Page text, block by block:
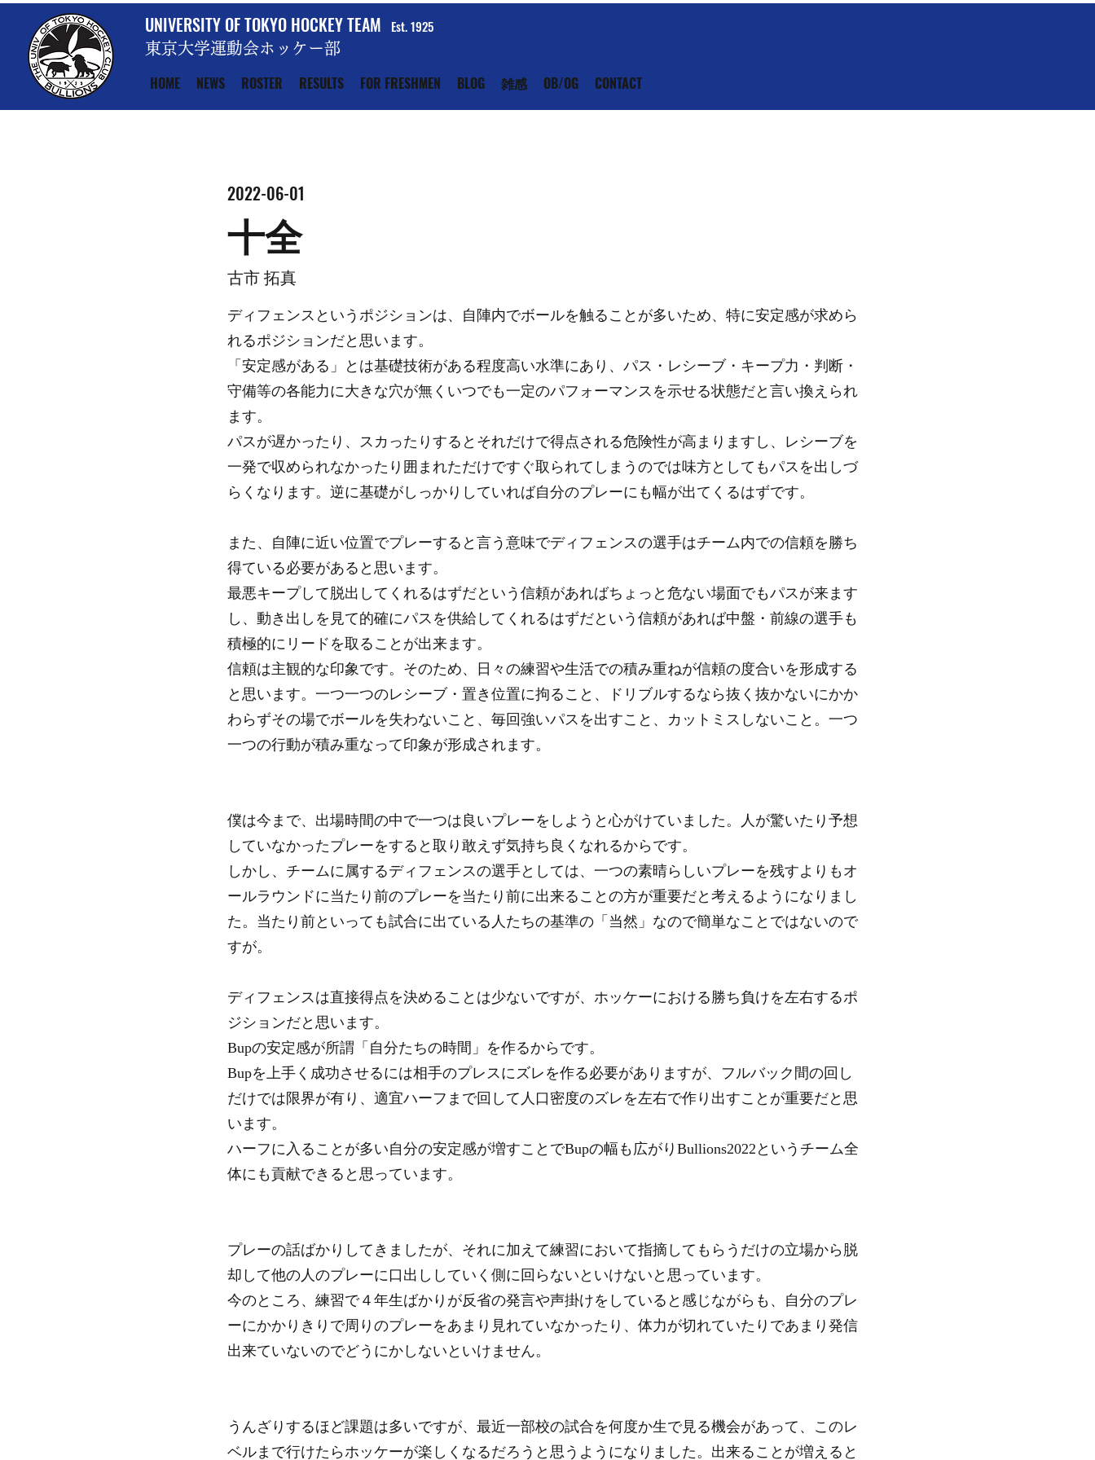
UNIVERSITY OF TOKYO HOCKEY TEAM
東京大学運動会ホッケー部
Est. 1925
HOME NEWS ROSTER RESULTS FOR FRESHMEN BLOG 雑感 OB/OG CONTACT
2022-06-01
十全
古市 拓真
ディフェンスというポジションは、自陣内でボールを触ることが多いため、特に安定感が求めら
れるポジションだと思います。
「安定感がある」とは基礎技術がある程度高い水準にあり、パス・レシーブ・キープ力・判断・
守備等の各能力に大きな穴が無くいつでも一定のパフォーマンスを示せる状態だと言い換えられ
ます。
パスが遅かったり、スカったりするとそれだけで得点される危険性が高まりますし、レシーブを
一発で収められなかったり囲まれただけですぐ取られてしまうのでは味方としてもパスを出しづ
らくなります。逆に基礎がしっかりしていれば自分のプレーにも幅が出てくるはずです。
また、自陣に近い位置でプレーすると言う意味でディフェンスの選手はチーム内での信頼を勝ち
得ている必要があると思います。
最悪キープして脱出してくれるはずだという信頼があればちょっと危ない場面でもパスが来ます
し、動き出しを見て的確にパスを供給してくれるはずだという信頼があれば中盤・前線の選手も
積極的にリードを取ることが出来ます。
信頼は主観的な印象です。そのため、日々の練習や生活での積み重ねが信頼の度合いを形成する
と思います。一つ一つのレシーブ・置き位置に拘ること、ドリブルするなら抜く抜かないにかか
わらずその場でボールを失わないこと、毎回強いパスを出すこと、カットミスしないこと。一つ
一つの行動が積み重なって印象が形成されます。
僕は今まで、出場時間の中で一つは良いプレーをしようと心がけていました。人が驚いたり予想
していなかったプレーをすると取り敢えず気持ち良くなれるからです。
しかし、チームに属するディフェンスの選手としては、一つの素晴らしいプレーを残すよりもオ
ールラウンドに当たり前のプレーを当たり前に出来ることの方が重要だと考えるようになりまし
た。当たり前といっても試合に出ている人たちの基準の「当然」なので簡単なことではないので
すが。
ディフェンスは直接得点を決めることは少ないですが、ホッケーにおける勝ち負けを左右するポ
ジションだと思います。
Bupの安定感が所謂「自分たちの時間」を作るからです。
Bupを上手く成功させるには相手のプレスにズレを作る必要がありますが、フルバック間の回し
だけでは限界が有り、適宜ハーフまで回して人口密度のズレを左右で作り出すことが重要だと思
います。
ハーフに入ることが多い自分の安定感が増すことでBupの幅も広がりBullions2022というチーム全
体にも貢献できると思っています。
プレーの話ばかりしてきましたが、それに加えて練習において指摘してもらうだけの立場から脱
却して他の人のプレーに口出ししていく側に回らないといけないと思っています。
今のところ、練習で４年生ばかりが反省の発言や声掛けをしていると感じながらも、自分のプレ
ーにかかりきりで周りのプレーをあまり見れていなかったり、体力が切れていたりであまり発信
出来ていないのでどうにかしないといけません。
うんざりするほど課題は多いですが、最近一部校の試合を何度か生で見る機会があって、このレ
ベルまで行けたらホッケーが楽しくなるだろうと思うようになりました。出来ることが増えると